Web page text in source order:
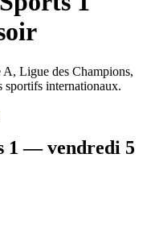
Ligue des Champions,
sportifs internationaux.
1 —vendredi 5